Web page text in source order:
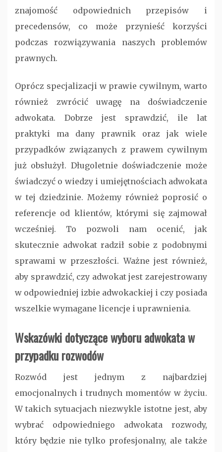
znajomość odpowiednich przepisów i
precedensów, co może przynieść korzyści
podczas rozwiązywania naszych problemów
prawnych.
Oprócz specjalizacji w prawie cywilnym, warto
również zwrócić uwagę na doświadczenie
adwokata. Dobrze jest sprawdzić, ile lat
praktyki ma dany prawnik oraz jak wiele
przypadków związanych z prawem cywilnym
już obsłużył. Długoletnie doświadczenie może
świadczyć o wiedzy i umiejętnościach adwokata
w tej dziedzinie. Możemy również poprosić o
referencje od klientów, którymi się zajmował
wcześniej. To pozwoli nam ocenić, jak
skutecznie adwokat radził sobie z podobnymi
sprawami w przeszłości. Ważne jest również,
aby sprawdzić, czy adwokat jest zarejestrowany
w odpowiedniej izbie adwokackiej i czy posiada
wszelkie wymagane licencje i uprawnienia.
Wskazówki dotyczące wyboru adwokata w
przypadku rozwodów
Rozwód jest jednym z najbardziej
emocjonalnych i trudnych momentów w życiu.
W takich sytuacjach niezwykle istotne jest, aby
wybrać odpowiedniego adwokata rozwody,
który będzie nie tylko profesjonalny, ale także